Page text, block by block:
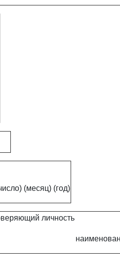
(месяц) (год)
личность